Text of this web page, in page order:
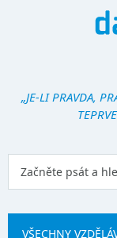
„JE-LI PRAVDA,
VŠECHNY